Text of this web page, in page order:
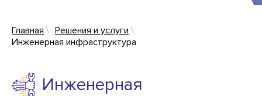
Главная
Решения и услуги
Инженерная инфраструктура
Инженерная